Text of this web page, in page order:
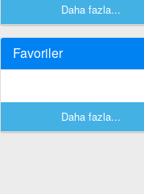
Daha fazla...
Favoriler
Daha fazla...